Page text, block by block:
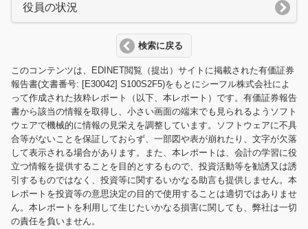
役員の状況
検索に戻る
このコンテンツは、EDINET閲覧（提出）サイトに掲載された有価証券
報告書(文書番号: [E30042] S100S2F5)をもとにシーフル株式会社によ
って作成された抜粋レポート（以下、本レポート）です。有価証券報告
書から該当の情報を取得し、小さい画面の端末でも見られるようソフト
ウェアで機械的に情報の見栄えを調整しています。ソフトウェアに不具
合等がないことを保証しておらず、一部図や表が崩れたり、文字が欠落
して表示される場合があります。また、本レポートは、会計の学習に役
立つ情報を提供することを目的とするもので、投資活動等を勧誘又は誘
引するものではなく、投資等に関するいかなる助言も提供しません。本
レポートを投資等の意思決定の目的で使用することは適切ではありませ
ん。本レポートを利用して生じたいかなる損害に関しても、弊社は一切
の責任を負いません。